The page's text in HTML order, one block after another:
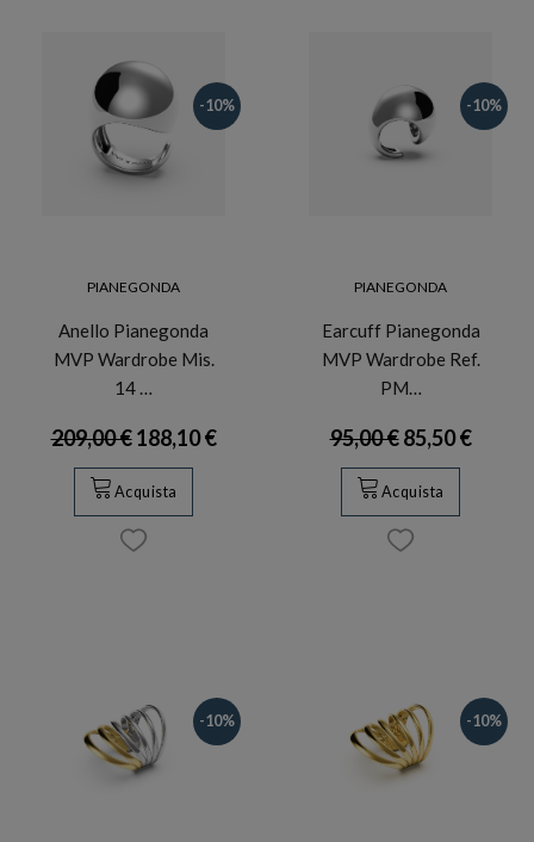
-10%
PIANEGONDA
Anello Pianegonda
MVP Wardrobe Mis.
14 …
209,00 €188,10 €
Acquista
-10%
PIANEGONDA
Earcuff Pianegonda
MVP Wardrobe Ref.
PM…
95,00 €85,50 €
Acquista
-10% -10%